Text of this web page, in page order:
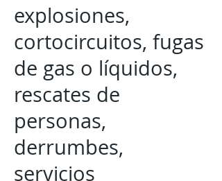
explosiones,
cortocircuitos, fugas
de gas o líquidos,
rescates de
personas,
derrumbes,
servicios